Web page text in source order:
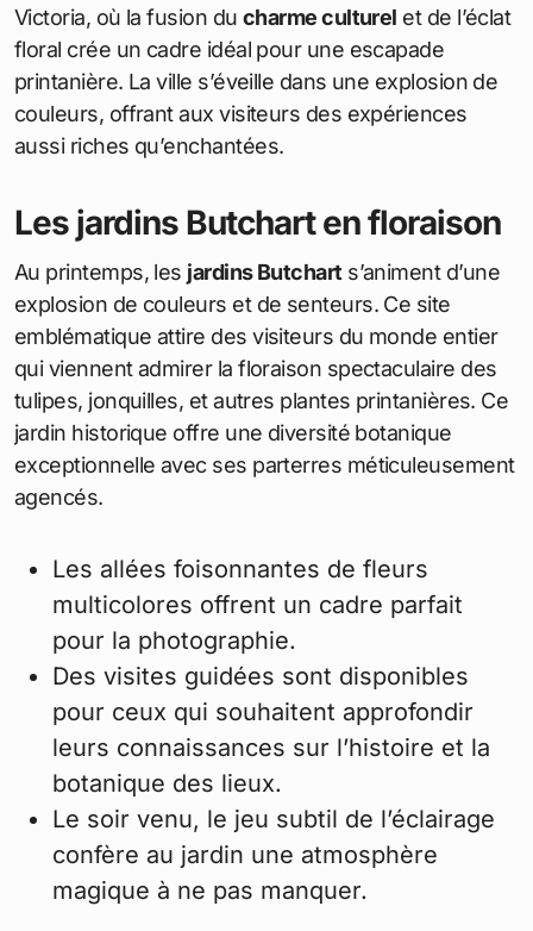
Victoria, où la fusion du charme culturel et de l’éclat
floral crée un cadre idéal pour une escapade
printanière. La ville s’éveille dans une explosion de
couleurs, offrant aux visiteurs des expériences
aussi riches qu’enchantées.
Les jardins Butchart en floraison
Au printemps, les jardins Butchart s’animent d’une
explosion de couleurs et de senteurs. Ce site
emblématique attire des visiteurs du monde entier
qui viennent admirer la floraison spectaculaire des
tulipes, jonquilles, et autres plantes printanières. Ce
jardin historique offre une diversité botanique
exceptionnelle avec ses parterres méticuleusement
agencés.
Les allées foisonnantes de fleurs
multicolores offrent un cadre parfait
pour la photographie.
Des visites guidées sont disponibles
pour ceux qui souhaitent approfondir
leurs connaissances sur l’histoire et la
botanique des lieux.
Le soir venu, le jeu subtil de l’éclairage
confère au jardin une atmosphère
magique à ne pas manquer.